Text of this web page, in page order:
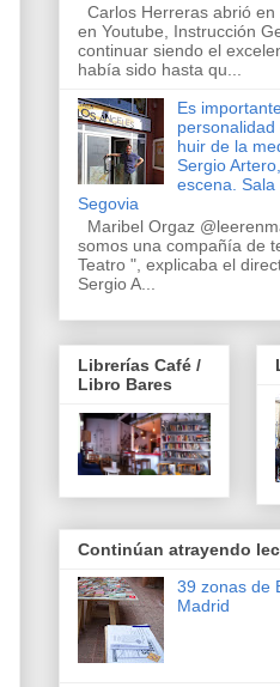
Carlos Herreras abrió
en Youtube, Instrucción
continuar siendo el
había sido hasta qu...
Es
huir de la
Sergio
escena. Sala
Segovia
Maribel Orgaz
somos una compañía de
Teatro ", explicaba el
Sergio A...
Librerías Café /
Libro Bares
Continúan atrayendo
39 zonas de
Madrid